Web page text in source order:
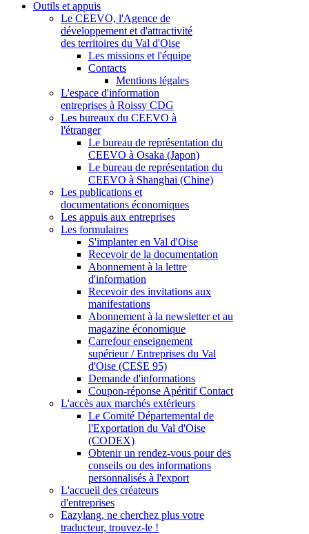
Outils et appuis
Le CEEVO, l'Agence de
développement et d'attractivité
des territoires du Val d'Oise
Les missions et l'équipe
Contacts
Mentions légales
L'espace d'information
entreprises à Roissy CDG
Les bureaux du CEEVO à
l'étranger
Le bureau de représentation du
CEEVO à Osaka (Japon)
Le bureau de représentation du
CEEVO à Shanghai (Chine)
Les publications et
documentations économiques
Les appuis aux entreprises
Les formulaires
S'implanter en Val d'Oise
Recevoir de la documentation
Abonnement à la lettre
d'information
Recevoir des invitations aux
manifestations
Abonnement à la newsletter et au
magazine économique
Carrefour enseignement
supérieur / Entreprises du Val
d'Oise (CESE 95)
Demande d'informations
Coupon-réponse Apéritif Contact
L'accès aux marchés extérieurs
Le Comité Départemental de
l'Exportation du Val d'Oise
(CODEX)
Obtenir un rendez-vous pour des
conseils ou des informations
personnalisés à l'export
L'accueil des créateurs
d'entreprises
Eazylang, ne cherchez plus votre
traducteur, trouvez-le !